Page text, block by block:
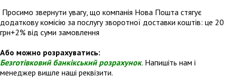
Просимо звернути увагу, що компанія Нова Пошта стягує
додаткову комісію за послугу зворотної доставки коштів: це 20
грн+2% від суми замовлення
Або можно розрахуватись:
Безготівковий банкікський розрахунок. Напишіть нам і
менеджер вишле наші реквізити.